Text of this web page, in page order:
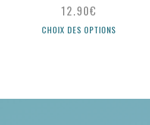
12.90€
CHOIX DES OPTIONS